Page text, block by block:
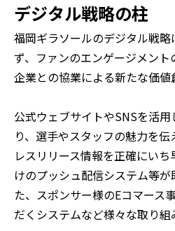
デジタル戦略の柱
福岡ギラソールのデジタル戦
ず、ファンのエンゲージメン
企業との協業による新たな価値
公式ウェブサイトやSNSを活
り、選手やスタッフの魅力を
レスリリース情報を正確にい
けのプッシュ配信システム等
た、スポンサー様のEコマース
だくシステムなど様々な取り組